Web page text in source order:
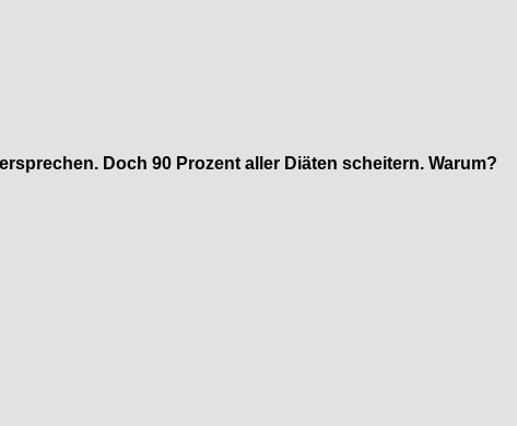
Doch 90 Prozent aller Diäten scheitern. Warum?